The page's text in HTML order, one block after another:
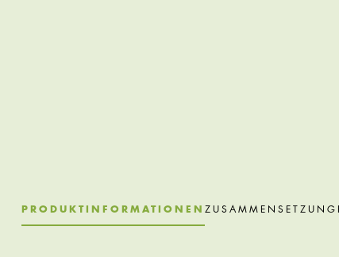
PRODUKTINFORMATIONEN ZUSAMMENSETZUNG